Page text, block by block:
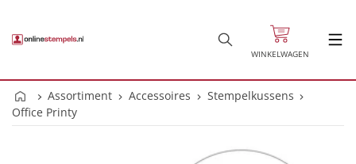
WINKELWAGEN
Assortiment Accessoires
Stempelkussens
Office Printy